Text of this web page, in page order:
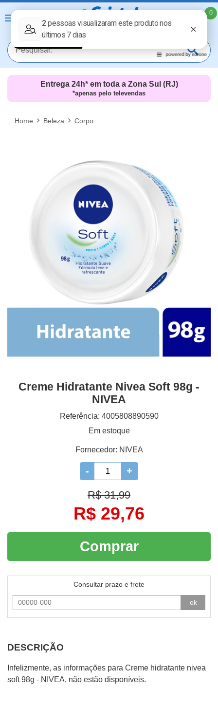
0
MAIS RESULTADOS
Entrega 24h* em toda a Zona Sul (RJ)
*apenas pelo televendas
Home Beleza Corpo
Creme Hidratante Nivea Soft 98g -
NIVEA
Referência: 4005808890590
Em estoque
Fornecedor: NIVEA
- +
R$ 31,99
R$ 29,76
Comprar
Consultar prazo e frete
ok
DESCRIÇÃO
Infelizmente, as informações para Creme hidratante nivea
soft 98g - NIVEA, não estão disponíveis.